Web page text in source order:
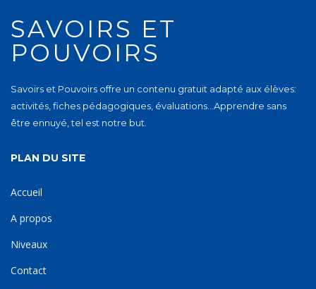
SAVOIRS ET
POUVOIRS
Savoirs et Pouvoirs offre un contenu gratuit adapté aux élèves:
activités, fiches pédagogiques, évaluations…Apprendre sans
être ennuyé, tel est notre but.
PLAN DU SITE
Accueil
A propos
Niveaux
Contact